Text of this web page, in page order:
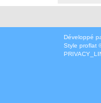
Développé
Style proflat